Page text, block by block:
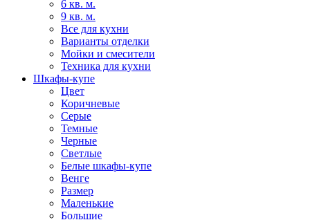
6 кв. м.
9 кв. м.
Все для кухни
Варианты отделки
Мойки и смесители
Техника для кухни
Шкафы-купе
Цвет
Коричневые
Серые
Темные
Черные
Светлые
Белые шкафы-купе
Венге
Размер
Маленькие
Большие